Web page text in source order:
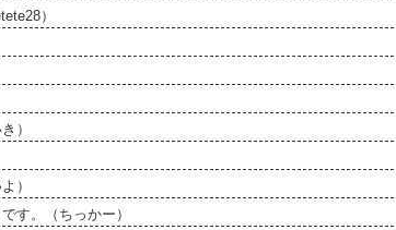
）
）
）
す。（ちっかー）